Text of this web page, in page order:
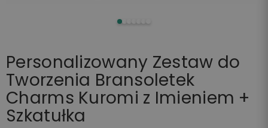
Personalizowany Zestaw do
Tworzenia Bransoletek
Charms Kuromi z Imieniem +
Szkatułka